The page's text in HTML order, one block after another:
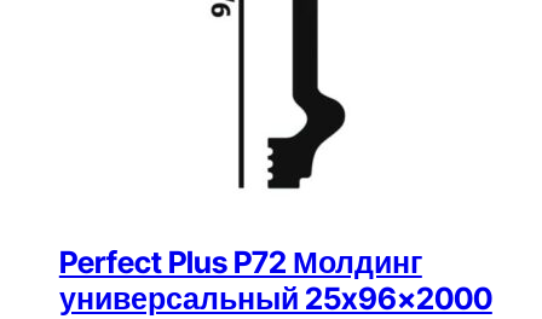
Perfect Plus P72 Молдинг
универсальный 25x96x2000